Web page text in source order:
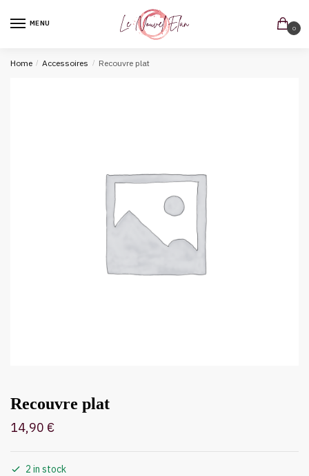
MENU
0
Home / Accessoires / Recouvre plat
Recouvre plat
14,90 €
2 in stock